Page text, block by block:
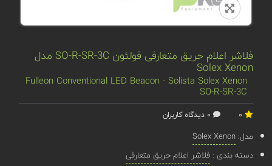
فلاشر اعلام حریق متعارفی فولئون SO-R-SR-3C مدل
Solex Xenon
Fulleon Conventional LED Beacon - Solista Solex Xenon
SO-R-SR-3C
مدل:Solex Xenon
دسته بندی :فلاشر اعلام حریق متعارفی